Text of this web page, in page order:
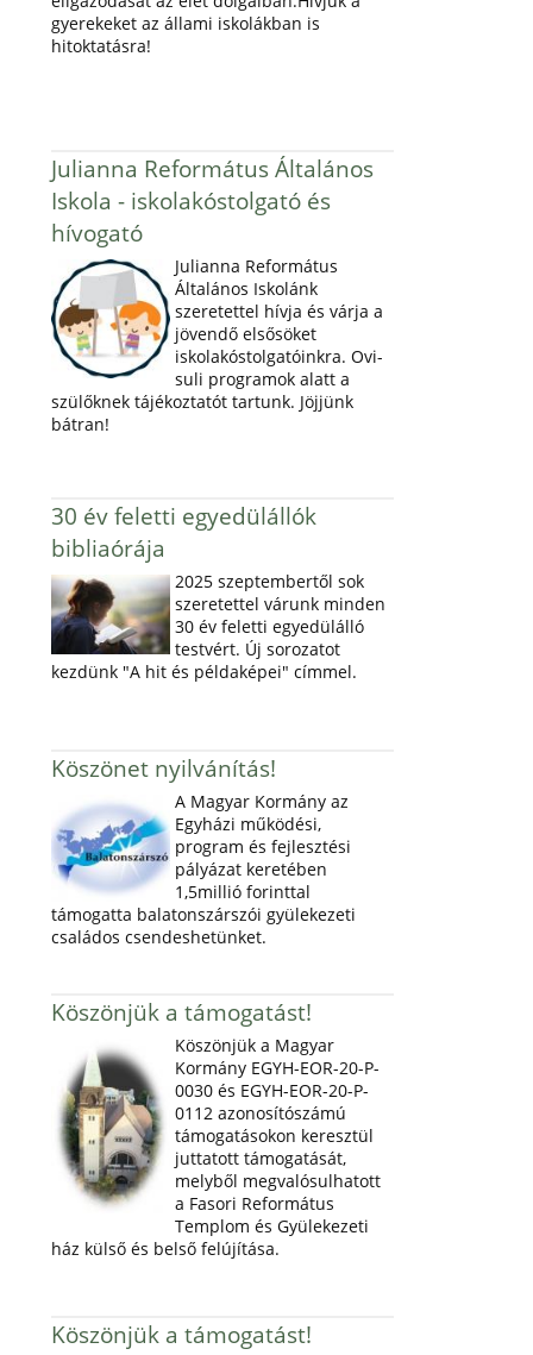
gyerekeket az állami iskolákban is
hitoktatásra!
Julianna Református Általános
Iskola - iskolakóstolgató és
hívogató
Julianna Református
Általános Iskolánk
szeretettel hívja és várja a
jövendő elsősöket
iskolakóstolgatóinkra. Ovi-
suli programok alatt a
szülőknek tájékoztatót tartunk. Jöjjünk
bátran!
30 év feletti egyedülállók
bibliaórája
2025 szeptembertől sok
szeretettel várunk minden
30 év feletti egyedülálló
testvért. Új sorozatot
kezdünk "A hit és példaképei" címmel.
Köszönet nyilvánítás!
A Magyar Kormány az
Egyházi működési,
program és fejlesztési
pályázat keretében
1,5millió forinttal
támogatta balatonszárszói gyülekezeti
családos csendeshetünket.
Köszönjük a támogatást!
Köszönjük a Magyar
Kormány EGYH-EOR-20-P-
0030 és EGYH-EOR-20-P-
0112 azonosítószámú
támogatásokon keresztül
juttatott támogatását,
melyből megvalósulhatott
a Fasori Református
Templom és Gyülekezeti
ház külső és belső felújítása.
Köszönjük a támogatást!